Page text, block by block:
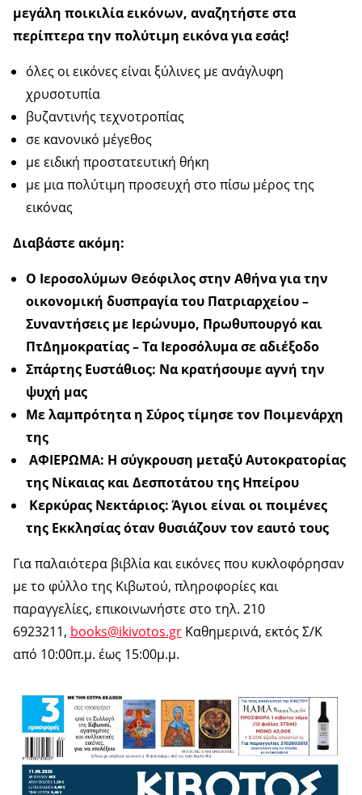
μεγάλη ποικιλία εικόνων, αναζητήστε στα
περίπτερα την πολύτιμη εικόνα για εσάς!
όλες οι εικόνες είναι ξύλινες με ανάγλυφη
χρυσοτυπία
βυζαντινής τεχνοτροπίας
σε κανονικό μέγεθος
με ειδική προστατευτική θήκη
με μια πολύτιμη προσευχή στο πίσω μέρος της
εικόνας
Διαβάστε ακόμη:
Ο Ιεροσολύμων Θεόφιλος στην Αθήνα για την
οικονομική δυσπραγία του Πατριαρχείου –
Συναντήσεις με Ιερώνυμο, Πρωθυπουργό και
ΠτΔημοκρατίας – Τα Ιεροσόλυμα σε αδιέξοδο
Σπάρτης Ευστάθιος: Να κρατήσουμε αγνή την
ψυχή μας
Με λαμπρότητα η Σύρος τίμησε τον Ποιμενάρχη
της
ΑΦΙΕΡΩΜΑ: Η σύγκρουση μεταξύ Αυτοκρατορίας
της Νίκαιας και Δεσποτάτου της Ηπείρου
Κερκύρας Νεκτάριος: Άγιοι είναι οι ποιμένες
της Εκκλησίας όταν θυσιάζουν τον εαυτό τους
Για παλαιότερα βιβλία και εικόνες που κυκλοφόρησαν
με το φύλλο της Κιβωτού, πληροφορίες και
παραγγελίες, επικοινωνήστε στο τηλ. 210
6923211, books@ikivotos.gr Καθημερινά, εκτός Σ/Κ
από 10:00π.μ. έως 15:00μ.μ.